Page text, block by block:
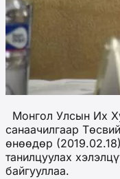
Монгол Улсын Их
санаачилгаар
өнөөдөр
танилцуулах
байгууллаа.